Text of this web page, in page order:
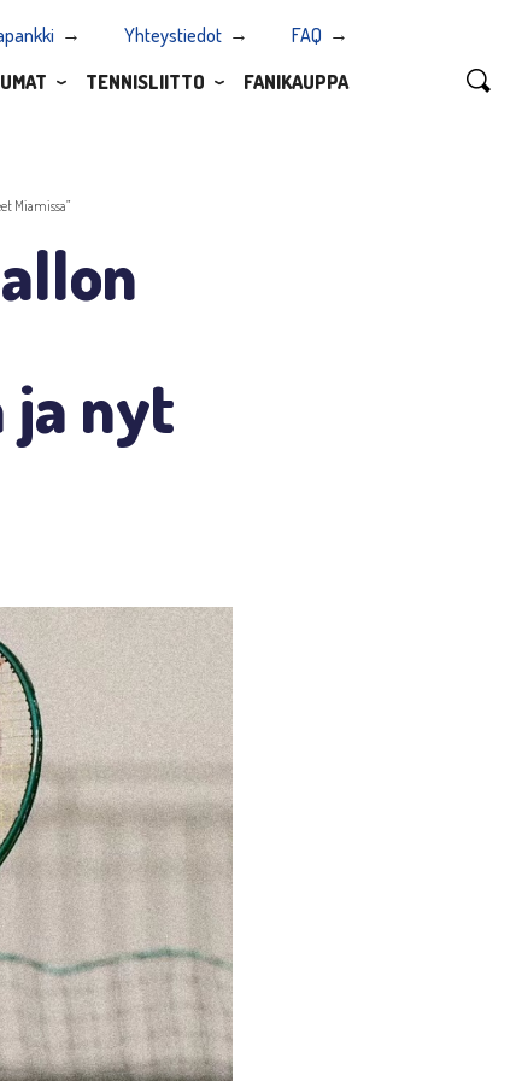
Yhteystiedot
FAQ
TENNISLIITTO FANIKAUPPA
Miamissa”
ja nyt